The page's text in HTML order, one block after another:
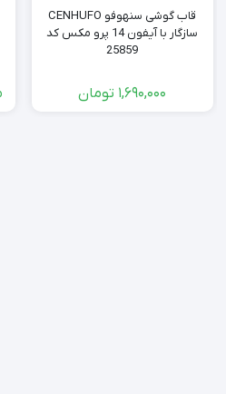
قاب گوشی سنهوفو CENHUFO
سازگار با آیفون 14 پرو مکس کد
25859
1,690,000 تومان